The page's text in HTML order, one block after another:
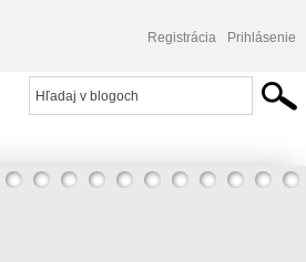
Registrácia Prihlásenie
alebo Do basy za severný polárny kruh